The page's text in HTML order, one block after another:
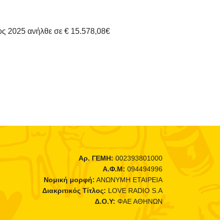
2025 ανήλθε σε € 15.578,08€
Αρ. ΓΕΜΗ: 002393801000
Α.Φ.Μ: 094494996
Νομική μορφή: ΑΝΩΝΥΜΗ ΕΤΑΙΡΕΙΑ
Διακριτικός Τίτλος: LOVE RADIO S.A
Δ.Ο.Υ: ΦΑΕ ΑΘΗΝΩΝ